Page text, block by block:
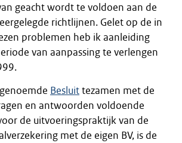
geacht wordt te voldoen aan de
richtlijnen. Gelet op de in
problemen heb ik aanleiding
van aanpassing te verlengen
Besluittezamen met de
en antwoorden voldoende
de uitvoeringspraktijk van de
met de eigen BV, is de